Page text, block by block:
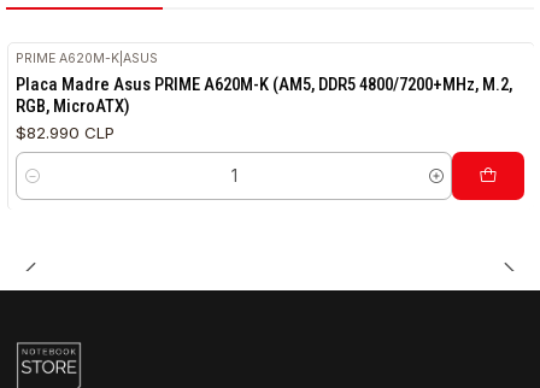
PRIME A620M-K |ASUS
Placa Madre Asus PRIME A620M-K (AM5, DDR5 4800/7200+MHz, M.2,
RGB, MicroATX)
$82.990 CLP
Cantidad